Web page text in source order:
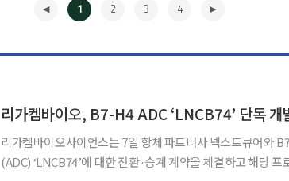
1 2 3 4
리가켐바이오, B7-H4 ADC ‘LNCB74’ 단독 개
리가켐바이오사이언스는 7일 항체 파트너사 넥스트큐어와
(ADC) ‘LNCB74’에 대한 전환·승계 계약을 체결하고 해당